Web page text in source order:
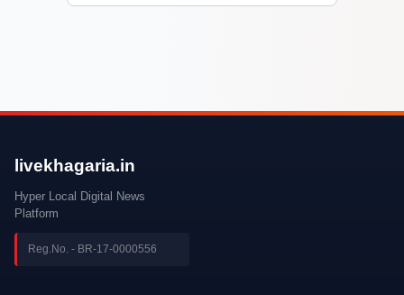
livekhagaria.in
Hyper Local Digital News
Platform
Reg.No. - BR-17-0000556